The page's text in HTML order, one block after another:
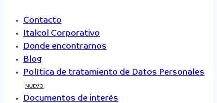
Contacto
Italcol Corporativo
Donde encontrarnos
Blog
Política de tratamiento de Datos Personales
NUEVO
Documentos de interés